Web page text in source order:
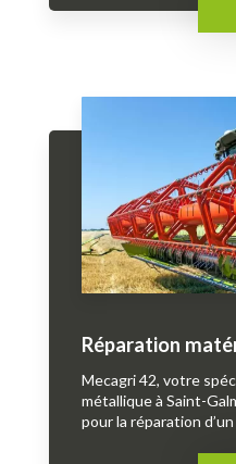
Réparation
Mecagri 42, votre
métallique à Saint-
pour la réparation